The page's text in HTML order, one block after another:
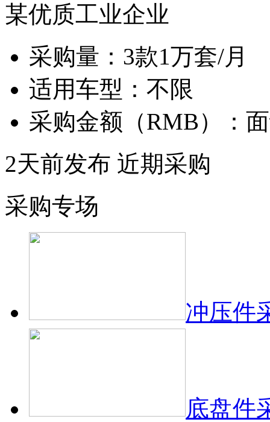
某优质工业企业
采购量： 3款1万套/月
适用车型： 不限
采购金额（RMB）：
2天前发布 近期采购
采购专场
冲压件
底盘件